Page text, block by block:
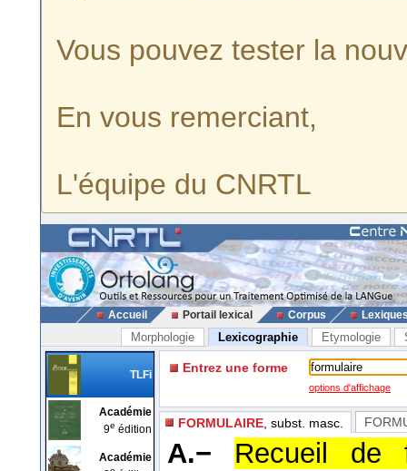
Vous pouvez tester la
En vous remerciant,
L'équipe du CNRTL
Accueil Portail lexical Corpus
Morphologie Lexicographie Etymologie
TLFi
Académie
9e édition
Académie
Entrez une forme
options d'affichage
FORMULAIRE , subst. masc.
A.−
Recueil de